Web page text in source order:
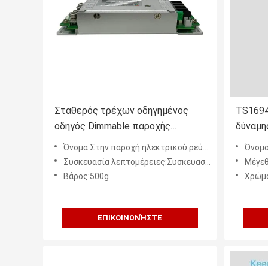
Σταθερός τρέχων οδηγημένος
οδηγός Dimmable παροχής
ηλεκτρικού ρεύματος επιτροπής
των οδηγήσεων TS16949 66A
Όνομα:Στην παροχή ηλεκτρικού ρεύματος επιτροπής των οδηγήσεων
Συσκευασία λεπτομέρειες:Συσκευασία κιβωτίων κοντραπλακέ
Βάρος:500g
ΕΠΙΚΟΙΝΩΝΉΣΤΕ